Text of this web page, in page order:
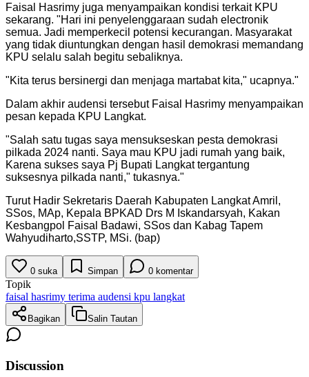
Faisal Hasrimy juga menyampaikan kondisi terkait KPU
sekarang. "Hari ini penyelenggaraan sudah electronik
semua. Jadi memperkecil potensi kecurangan. Masyarakat
yang tidak diuntungkan dengan hasil demokrasi memandang
KPU selalu salah begitu sebaliknya.
"Kita terus bersinergi dan menjaga martabat kita," ucapnya."
Dalam akhir audensi tersebut Faisal Hasrimy menyampaikan
pesan kepada KPU Langkat.
"Salah satu tugas saya mensukseskan pesta demokrasi
pilkada 2024 nanti. Saya mau KPU jadi rumah yang baik,
Karena sukses saya Pj Bupati Langkat tergantung
suksesnya pilkada nanti," tukasnya."
Turut Hadir Sekretaris Daerah Kabupaten Langkat Amril,
SSos, MAp, Kepala BPKAD Drs M Iskandarsyah, Kakan
Kesbangpol Faisal Badawi, SSos dan Kabag Tapem
Wahyudiharto,SSTP, MSi. (bap)
0 suka Simpan 0 komentar
Topik
faisal hasrimy terima audensi kpu langkat
Bagikan Salin Tautan
Discussion